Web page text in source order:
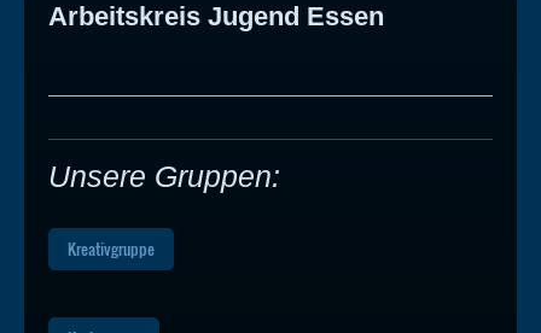
Arbeitskreis Jugend Essen
Unsere Gruppen:
Kreativgruppe